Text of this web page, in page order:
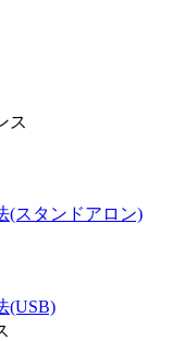
ス
(スタンドアロン)
(USB)